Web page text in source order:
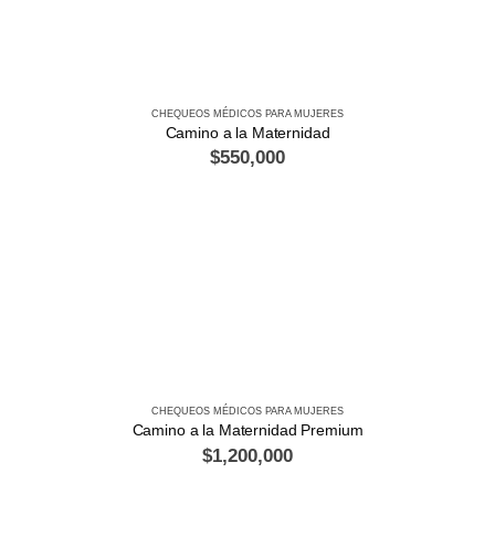
CHEQUEOS MÉDICOS PARA MUJERES
Camino a la Maternidad
$550,000
CHEQUEOS MÉDICOS PARA MUJERES
Camino a la Maternidad Premium
$1,200,000